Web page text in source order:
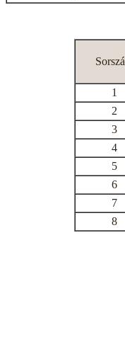
1
2
3
4
5
6
7
8